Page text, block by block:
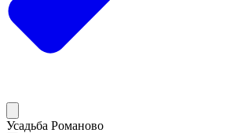
Усадьба Романово